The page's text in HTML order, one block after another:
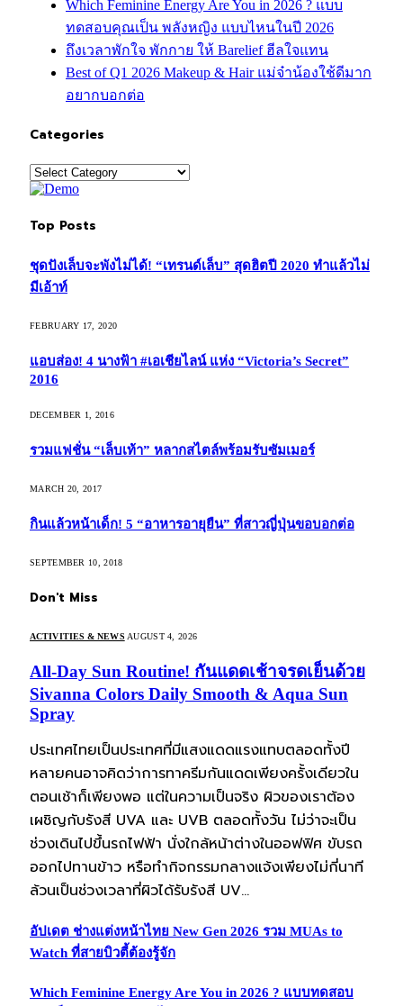
Which Feminine Energy Are You in 2026 ? แบบ
ทดสอบคุณเป็น พลังหญิง แบบไหนในปี 2026
ถึงเวลาพักใจ พักกาย ให้ Barelief ฮีลใจแทน
Best of Q1 2026 Makeup & Hair แม่จ๋าน้องใช้ดีมาก
อยากบอกต่อ
Categories
Categories
Top Posts
ชุดปังเล็บจะพังไม่ได้! “เทรนด์เล็บ” สุดฮิตปี 2020 ทำแล้วไม่
มีเอ้าท์
FEBRUARY 17, 2020
แอบส่อง! 4 นางฟ้า #เอเชียไลน์ แห่ง “Victoria’s Secret”
2016
DECEMBER 1, 2016
รวมแฟชั่น “เล็บเท้า” หลากสไตล์พร้อมรับซัมเมอร์
MARCH 20, 2017
กินแล้วหน้าเด็ก! 5 “อาหารอายุยืน” ที่สาวญี่ปุ่นขอบอกต่อ
SEPTEMBER 10, 2018
Don't Miss
ACTIVITIES & NEWS AUGUST 4, 2026
All-Day Sun Routine! กันแดดเช้าจรดเย็นด้วย
Sivanna Colors Daily Smooth & Aqua Sun
Spray
ประเทศไทยเป็นประเทศที่มีแสงแดดแรงแทบตลอดทั้งปี
หลายคนอาจคิดว่าการทาครีมกันแดดเพียงครั้งเดียวใน
ตอนเช้าก็เพียงพอ แต่ในความเป็นจริง ผิวของเราต้อง
เผชิญกับรังสี UVA และ UVB ตลอดทั้งวัน ไม่ว่าจะเป็น
ช่วงเดินไปขึ้นรถไฟฟ้า นั่งใกล้หน้าต่างในออฟฟิศ ขับรถ
ออกไปทานข้าว หรือทำกิจกรรมกลางแจ้งเพียงไม่กี่นาที
ล้วนเป็นช่วงเวลาที่ผิวได้รับรังสี UV…
อัปเดต ช่างแต่งหน้าไทย New Gen 2026 รวม MUAs to
Watch ที่สายบิวตี้ต้องรู้จัก
Which Feminine Energy Are You in 2026 ? แบบทดสอบ